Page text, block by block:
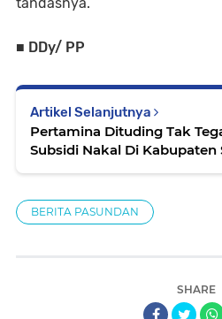
■ DDy/ PP
Artikel Selanjutnya
Pertamina Dituding Tak
Subsidi Nakal Di
BERITA PASUNDAN
SHARE